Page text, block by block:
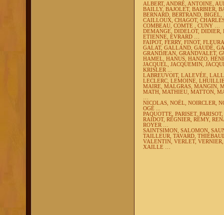
ALBERT, ANDRÉ, ANTOINE,
BAILLY, BAJOLET, BARBIER,
BERNARD, BERTRAND,
CAILLOUX, CHAGOT,
COMBEAU, COMTE , CUNY …
DEMANGE, DIDELOT, DIDIER,
ETIENNE, EVRARD …
FAIPOT, FERRY, FINOT,
GALAT, GALLAND, GAUDÉ,
GRANDJEAN, GRANDVALET,
HAMEL, HANUS, HANZO,
JACQUEL, JACQUEMIN,
KRISLER ...
LABREUVOIT, LALEVÉE,
LECLERC, LEMOINE,
MAIRE, MALGRAS, MANGIN,
MATH, MATHIEU, MATTON,
NICOLAS, NOËL, NOIRCLER,
OGÉ ...
PAQUOTTE, PARISET,
RAIDOT, RÉGNIER, RÉMY,
ROYER …
SAINTSIMON, SALOMON,
TAILLEUR, TAVARD,
VALENTIN, VERLET,
XAILLE …